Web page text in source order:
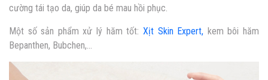
cường tái tạo da, giúp da bé mau hồi phục.
Một số sản phẩm xử lý hăm tốt: Xịt Skin Expert, kem bôi hăm
Bepanthen, Bubchen,…